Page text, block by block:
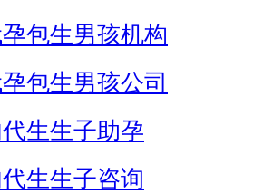
包生男孩机构
包生男孩公司
生生子助孕
生生子咨询